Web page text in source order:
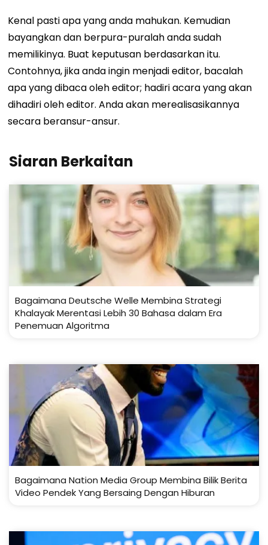
Kenal pasti apa yang anda mahukan. Kemudian
bayangkan dan berpura-puralah anda sudah
memilikinya. Buat keputusan berdasarkan itu.
Contohnya, jika anda ingin menjadi editor, bacalah
apa yang dibaca oleh editor; hadiri acara yang akan
dihadiri oleh editor. Anda akan merealisasikannya
secara beransur-ansur.
Siaran Berkaitan
Bagaimana Deutsche Welle Membina Strategi
Khalayak Merentasi Lebih 30 Bahasa dalam Era
Penemuan Algoritma
Bagaimana Nation Media Group Membina Bilik Berita
Video Pendek Yang Bersaing Dengan Hiburan